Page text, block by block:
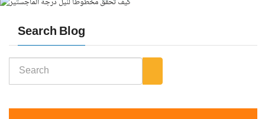
كيف تحقق مخطوطا لنيل درجة
الماجستير Search Blog